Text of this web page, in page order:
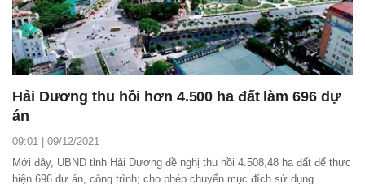
Hải Dương thu hồi hơn 4.500 ha đất làm 696 dự
án
09:01 | 09/12/2021
Mới đây, UBND tỉnh Hải Dương đề nghị thu hồi 4.508,48 ha đất để thực
hiện 696 dự án, công trình; cho phép chuyển mục đích sử dụng